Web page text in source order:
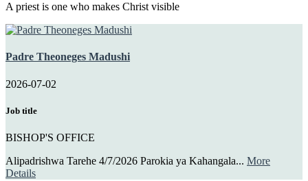
A priest is one who makes Christ visible
Padre Theoneges Madushi
2026-07-02
Job title
BISHOP'S OFFICE
Alipadrishwa Tarehe 4/7/2026 Parokia ya Kahangala... More
Details